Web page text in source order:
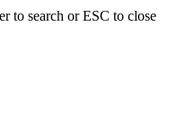
to search or ESC to close